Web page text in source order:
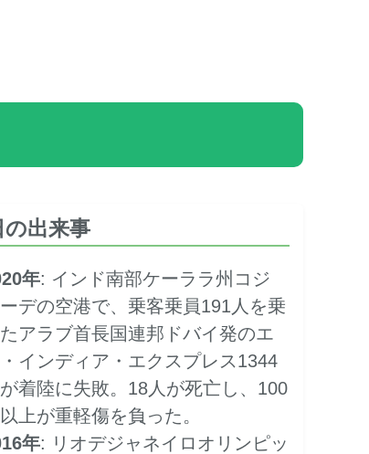
の出来事
年: インド南部ケーララ州コジ
デの空港で、乗客乗員191人を乗
アラブ首長国連邦ドバイ発のエ
インディア・エクスプレス1344
着陸に失敗。18人が死亡し、100
上が重軽傷を負った。
年: リオデジャネイロオリンピッ